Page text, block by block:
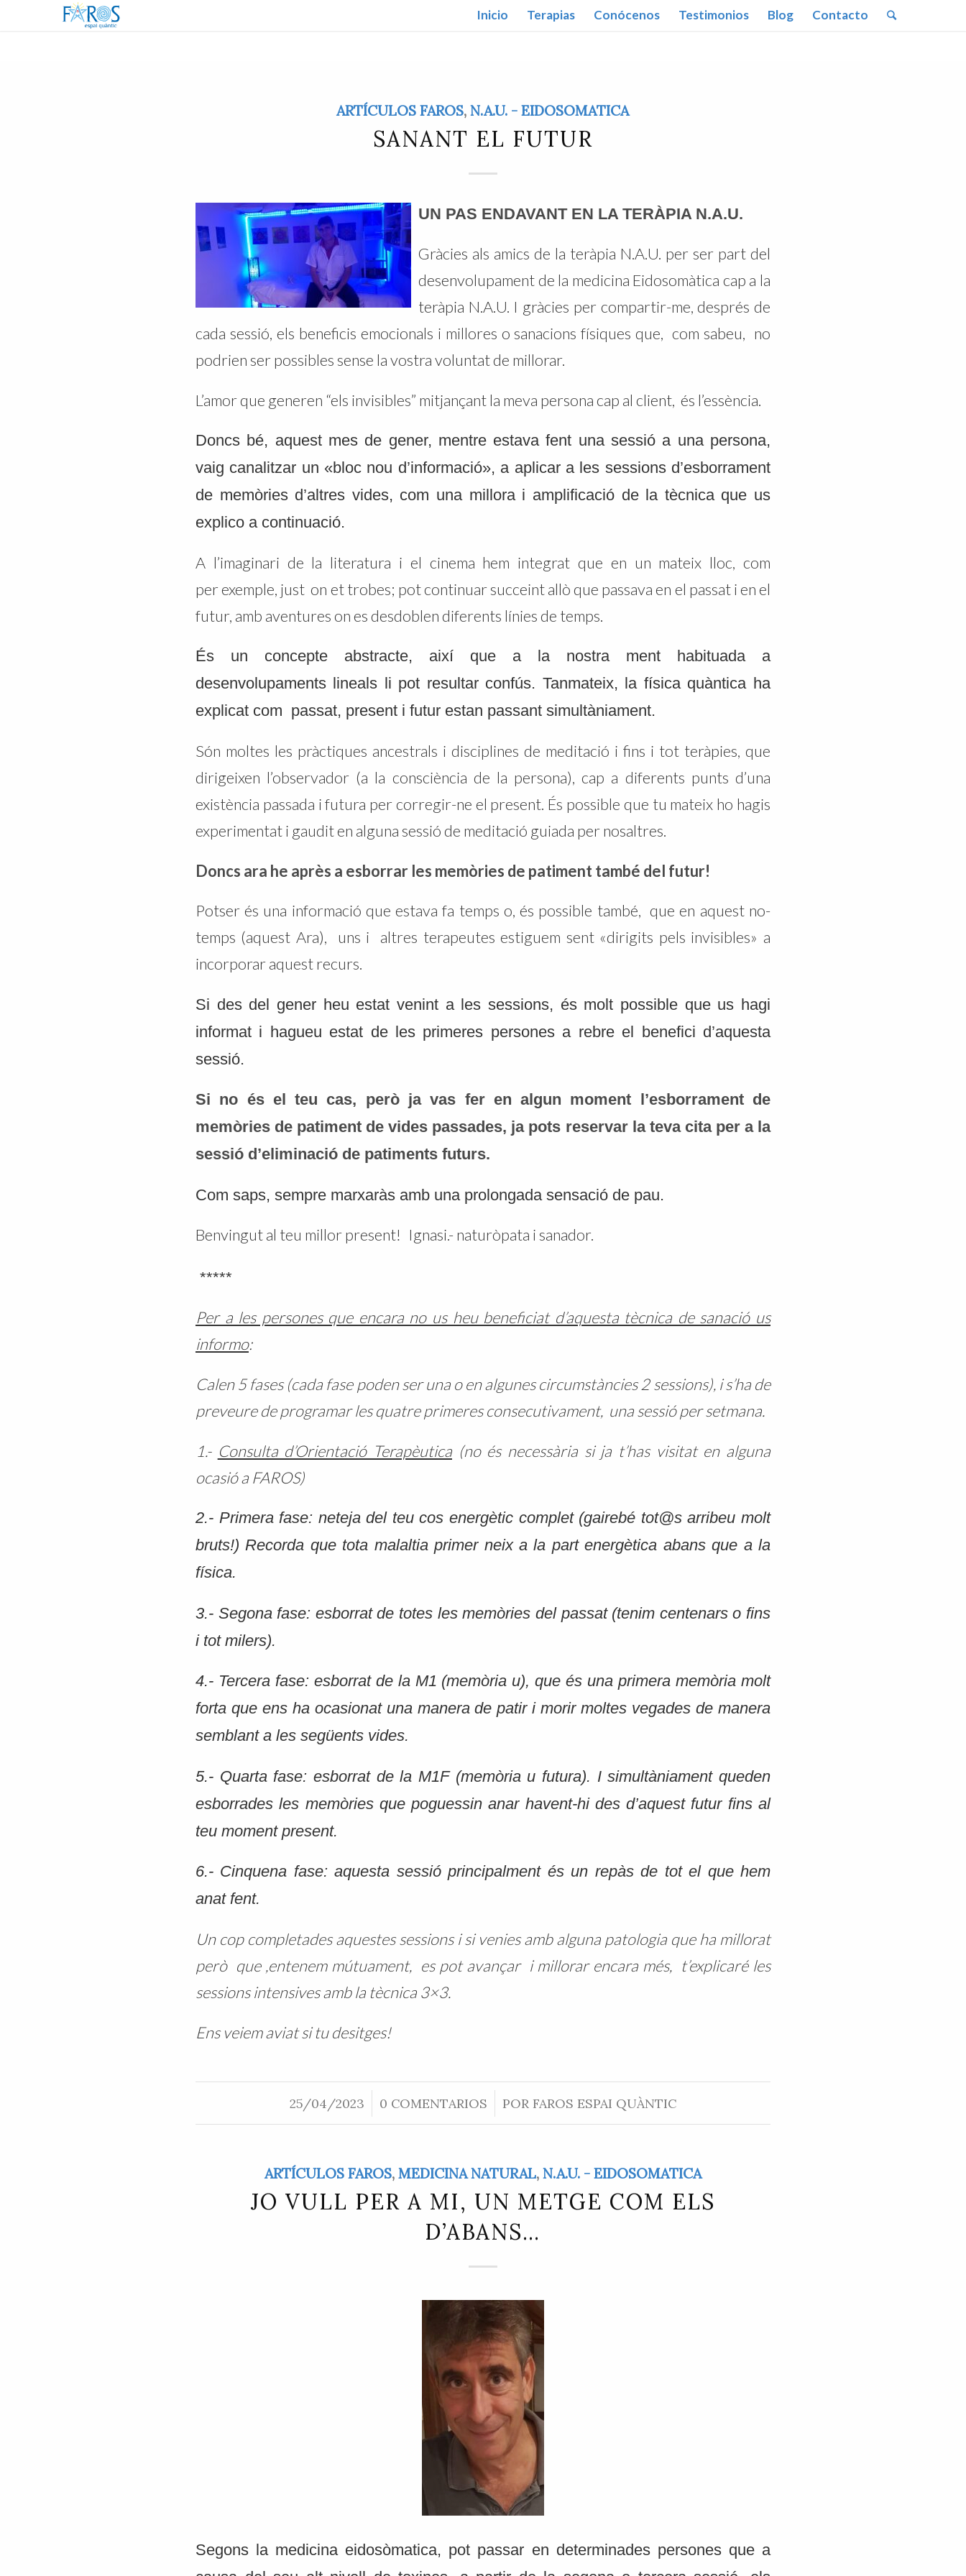
Inicio Terapias Conócenos Testimonios Blog Contacto
ARTÍCULOS FAROS,N.A.U. - EIDOSOMATICA
SANANT EL FUTUR
UN PAS ENDAVANT EN LA TERÀPIA N.A.U.
Gràcies als amics de la teràpia N.A.U. per ser part del
desenvolupament de la medicina Eidosomàtica cap a la
teràpia N.A.U. I gràcies per compartir-me, després de
cada sessió, els beneficis emocionals i millores o sanacions físiques que, com sabeu, no
podrien ser possibles sense la vostra voluntat de millorar.
L’amor que generen “els invisibles” mitjançant la meva persona cap al client, és l’essència.
Doncs bé, aquest mes de gener, mentre estava fent una sessió a una persona,
vaig canalitzar un «bloc nou d’informació», a aplicar a les sessions d’esborrament
de memòries d’altres vides, com una millora i amplificació de la tècnica que us
explico a continuació.
A l’imaginari de la literatura i el cinema hem integrat que en un mateix lloc, com
per exemple, just on et trobes; pot continuar succeint allò que passava en el passat i en el
futur, amb aventures on es desdoblen diferents línies de temps.
És un concepte abstracte, així que a la nostra ment habituada a
desenvolupaments lineals li pot resultar confús. Tanmateix, la física quàntica ha
explicat com passat, present i futur estan passant simultàniament.
Són moltes les pràctiques ancestrals i disciplines de meditació i fins i tot teràpies, que
dirigeixen l’observador (a la consciència de la persona), cap a diferents punts d’una
existència passada i futura per corregir-ne el present. És possible que tu mateix ho hagis
experimentat i gaudit en alguna sessió de meditació guiada per nosaltres.
Doncs ara he après a esborrar les memòries de patiment també del futur!
Potser és una informació que estava fa temps o, és possible també, que en aquest no-
temps (aquest Ara), uns i altres terapeutes estiguem sent «dirigits pels invisibles» a
incorporar aquest recurs.
Si des del gener heu estat venint a les sessions, és molt possible que us hagi
informat i hagueu estat de les primeres persones a rebre el benefici d’aquesta
sessió.
Si no és el teu cas, però ja vas fer en algun moment l’esborrament de
memòries de patiment de vides passades, ja pots reservar la teva cita per a la
sessió d’eliminació de patiments futurs.
Com saps, sempre marxaràs amb una prolongada sensació de pau.
Benvingut al teu millor present! Ignasi.- naturòpata i sanador.
*****
Per a les persones que encara no us heu beneficiat d’aquesta tècnica de sanació us
informo:
Calen 5 fases (cada fase poden ser una o en algunes circumstàncies 2 sessions), i s’ha de
preveure de programar les quatre primeres consecutivament, una sessió per setmana.
1.- Consulta d’Orientació Terapèutica (no és necessària si ja t’has visitat en alguna
ocasió a FAROS)
2.- Primera fase: neteja del teu cos energètic complet (gairebé tot@s arribeu molt
bruts!) Recorda que tota malaltia primer neix a la part energètica abans que a la
física.
3.- Segona fase: esborrat de totes les memòries del passat (tenim centenars o fins
i tot milers).
4.- Tercera fase: esborrat de la M1 (memòria u), que és una primera memòria molt
forta que ens ha ocasionat una manera de patir i morir moltes vegades de manera
semblant a les següents vides.
5.- Quarta fase: esborrat de la M1F (memòria u futura). I simultàniament queden
esborrades les memòries que poguessin anar havent-hi des d’aquest futur fins al
teu moment present.
6.- Cinquena fase: aquesta sessió principalment és un repàs de tot el que hem
anat fent.
Un cop completades aquestes sessions i si venies amb alguna patologia que ha millorat
però que ,entenem mútuament, es pot avançar i millorar encara més, t’explicaré les
sessions intensives amb la tècnica 3×3.
Ens veiem aviat si tu desitges!
25/04/2023
/ 0 COMENTARIOS
/ POR FAROS ESPAI QUÀNTIC
ARTÍCULOS FAROS, MEDICINA NATURAL, N.A.U. - EIDOSOMATICA
JO VULL PER A MI, UN METGE COM ELS
D’ABANS…
Segons la medicina eidosòmatica, pot passar en determinades persones que a